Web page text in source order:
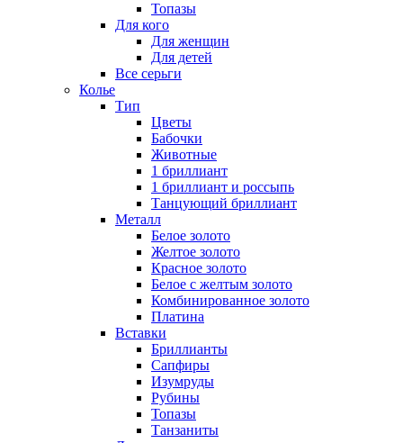
Топазы
Для кого
Для женщин
Для детей
Все серьги
Колье
Тип
Цветы
Бабочки
Животные
1 бриллиант
1 бриллиант и россыпь
Танцующий бриллиант
Металл
Белое золото
Желтое золото
Красное золото
Белое с желтым золото
Комбинированное золото
Платина
Вставки
Бриллианты
Сапфиры
Изумруды
Рубины
Топазы
Танзаниты